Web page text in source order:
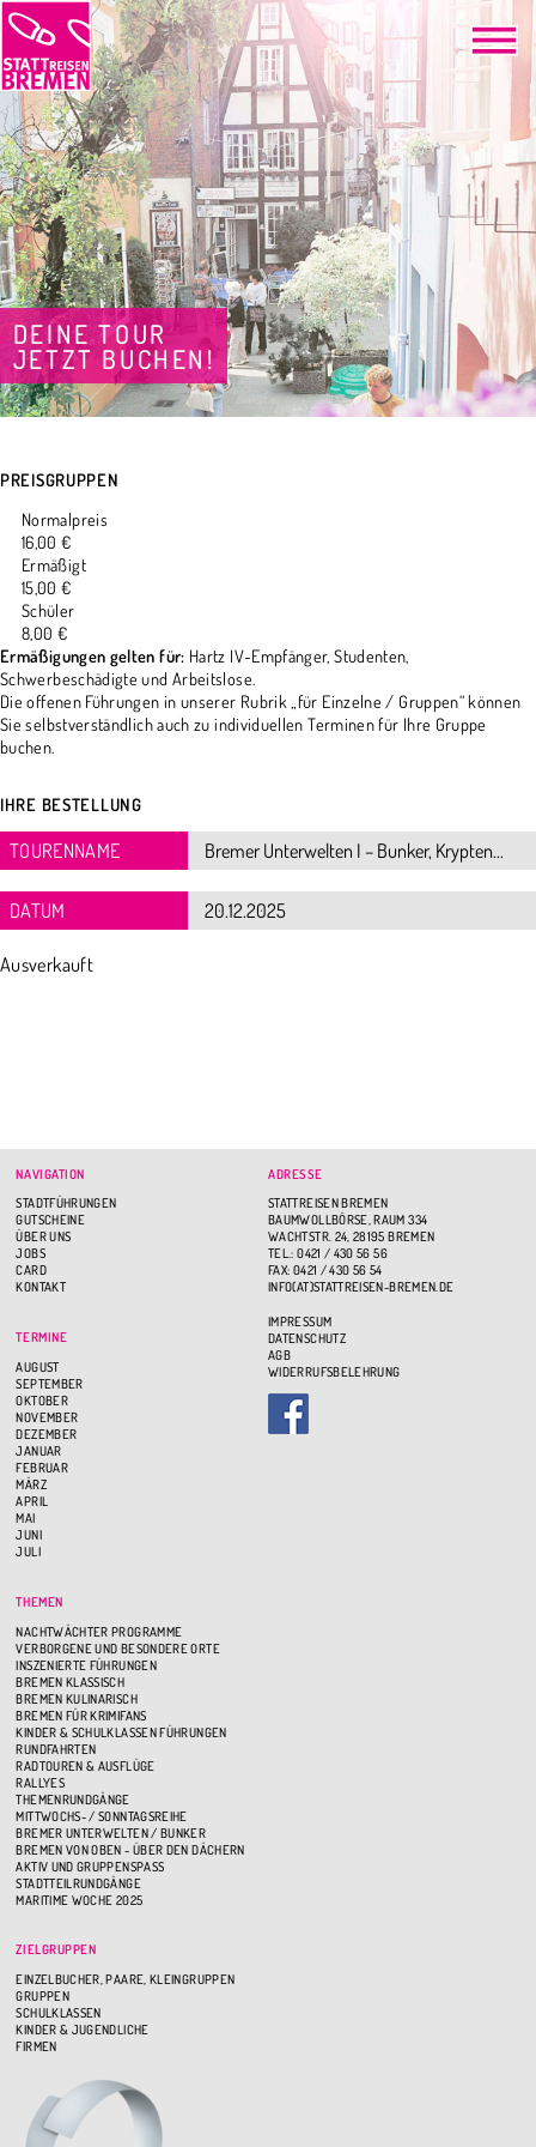
DEINE TOUR
JETZT BUCHEN!
PREISGRUPPEN
Normalpreis
16,00 €
Ermäßigt
15,00 €
Schüler
8,00 €
Ermäßigungen gelten für: Hartz IV-Empfänger, Studenten,
Schwerbeschädigte und Arbeitslose.
Die offenen Führungen in unserer Rubrik „für Einzelne / Gruppen“ können
Sie selbstverständlich auch zu individuellen Terminen für Ihre Gruppe
buchen.
IHRE BESTELLUNG
TOURENNAME
DATUM
Ausverkauft
NAVIGATION
STADTFÜHRUNGEN
GUTSCHEINE
ÜBER UNS
JOBS
CARD
KONTAKT
TERMINE
AUGUST
SEPTEMBER
OKTOBER
NOVEMBER
DEZEMBER
JANUAR
FEBRUAR
MÄRZ
APRIL
MAI
JUNI
JULI
THEMEN
NACHTWÄCHTER PROGRAMME
VERBORGENE UND BESONDERE ORTE
INSZENIERTE FÜHRUNGEN
BREMEN KLASSISCH
BREMEN KULINARISCH
BREMEN FÜR KRIMIFANS
KINDER & SCHULKLASSEN FÜHRUNGEN
RUNDFAHRTEN
RADTOUREN & AUSFLÜGE
RALLYES
THEMENRUNDGÄNGE
MITTWOCHS- / SONNTAGSREIHE
BREMER UNTERWELTEN / BUNKER
BREMEN VON OBEN - ÜBER DEN DÄCHERN
AKTIV UND GRUPPENSPASS
STADTTEILRUNDGÄNGE
MARITIME WOCHE 2025
ZIELGRUPPEN
EINZELBUCHER, PAARE, KLEINGRUPPEN
GRUPPEN
SCHULKLASSEN
KINDER & JUGENDLICHE
FIRMEN
ADRESSE
STATTREISEN BREMEN
BAUMWOLLBÖRSE, RAUM 334
WACHTSTR. 24, 28195 BREMEN
TEL.: 0421 / 430 56 56
FAX: 0421 / 430 56 54
INFO(AT)STATTREISEN-BREMEN.DE
IMPRESSUM
DATENSCHUTZ
AGB
WIDERRUFSBELEHRUNG